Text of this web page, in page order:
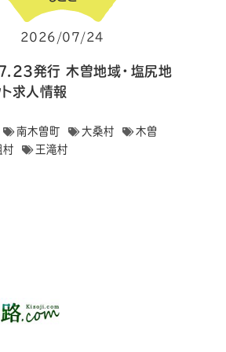
2026/07/24
発行 木曽地域・塩尻地
求人情報
南木曽町 大桑村
木曽
村 王滝村